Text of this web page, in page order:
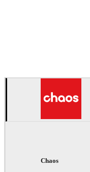
Chaos